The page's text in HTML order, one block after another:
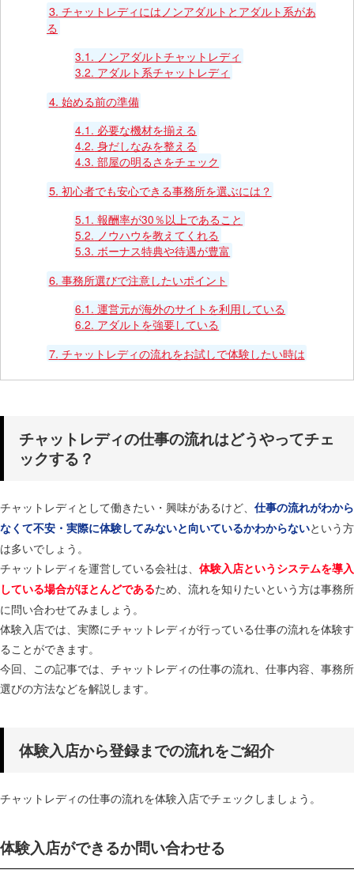
3. チャットレディにはノンアダルトとアダルト系があ
る
3.1. ノンアダルトチャットレディ
3.2. アダルト系チャットレディ
4. 始める前の準備
4.1. 必要な機材を揃える
4.2. 身だしなみを整える
4.3. 部屋の明るさをチェック
5. 初心者でも安心できる事務所を選ぶには？
5.1. 報酬率が30％以上であること
5.2. ノウハウを教えてくれる
5.3. ボーナス特典や待遇が豊富
6. 事務所選びで注意したいポイント
6.1. 運営元が海外のサイトを利用している
6.2. アダルトを強要している
7. チャットレディの流れをお試しで体験したい時は
チャットレディの仕事の流れはどうやってチェ
ックする？
チャットレディとして働きたい・興味があるけど、 仕事の流れがわから
なくて不安・実際に体験してみないと向いているかわからないという方
は多いでしょう。
チャットレディを運営している会社は、 体験入店というシステムを導入
している場合がほとんどであるため、流れを知りたいという方は事務所
に問い合わせてみましょう。
体験入店では、実際にチャットレディが行っている仕事の流れを体験す
ることができます。
今回、この記事では、チャットレディの仕事の流れ、仕事内容、事務所
選びの方法などを解説します。
体験入店から登録までの流れをご紹介
チャットレディの仕事の流れを体験入店でチェックしましょう。
体験入店ができるか問い合わせる